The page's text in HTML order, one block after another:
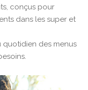
conçus pour
dans les super et
des menus